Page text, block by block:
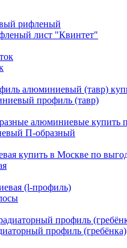
лист "Квинтет"
профиль (тавр)
П-образный
профиль (гребёнка)